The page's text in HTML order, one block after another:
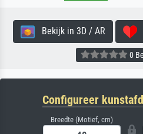
Bekijk in 3D / AR
0
Configureer
Breedte (Motief, cm)